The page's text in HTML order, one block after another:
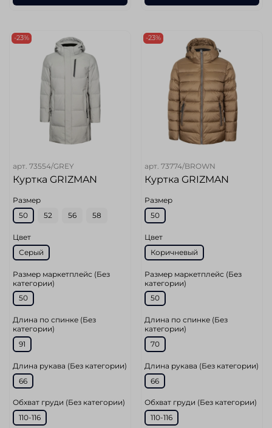
-23%
арт. 73554/GREY
Куртка GRIZMAN
Размер
50
52 56 58
Цвет
Серый
Размер маркетплейс (Без
категории)
50
Длина по спинке (Без
категории)
91
Длина рукава (Без категории)
66
Обхват груди (Без категории)
110-116
-23%
арт. 73774/BROWN
Куртка GRIZMAN
Размер
50
Цвет
Коричневый
Размер маркетплейс (Без
категории)
50
Длина по спинке (Без
категории)
70
Длина рукава (Без категории)
66
Обхват груди (Без категории)
110-116